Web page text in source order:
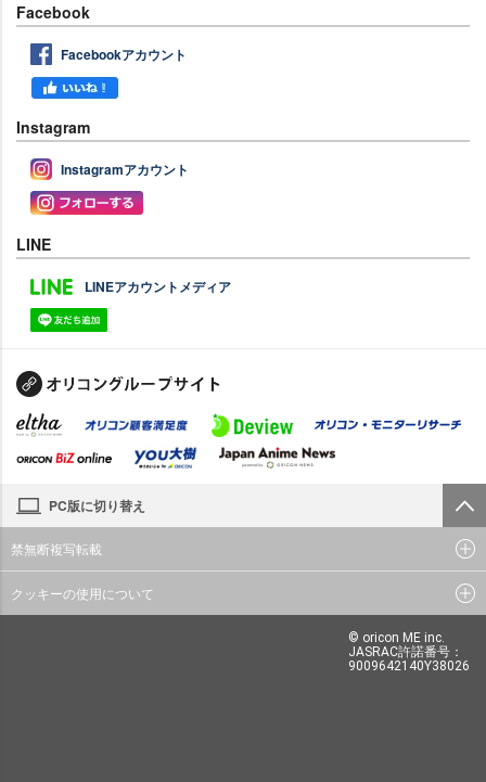
Facebook
Facebookアカウント
Instagram
Instagramアカウント
LINE
LINEアカウントメディア
PC版に切り替え
禁無断複写転載
クッキーの使用について
© oricon ME inc.
JASRAC許諾番号：
9009642140Y38026